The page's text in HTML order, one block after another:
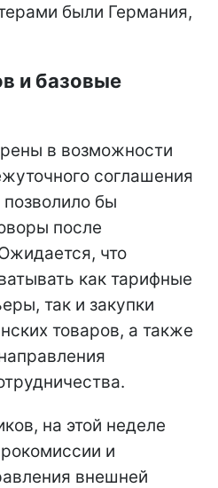
были Германия,
и базовые
в возможности
соглашения
бы
после
что
как тарифные
так и закупки
товаров, а также
на этой неделе
и
внешней